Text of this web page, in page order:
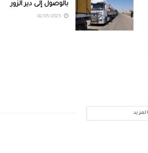
بالوصول إلى دير الزور
المزيد